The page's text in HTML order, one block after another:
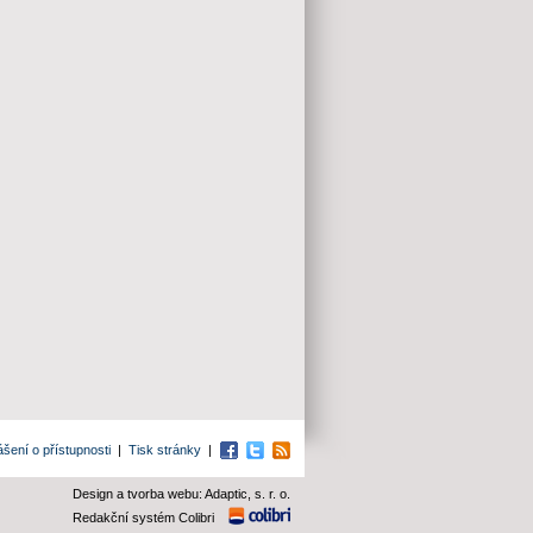
o přístupnosti | Tisk stránky | Facebook
TwitterRSS
Design a tvorba webu: Adaptic, s. r. o.
Redakční systém Colibri